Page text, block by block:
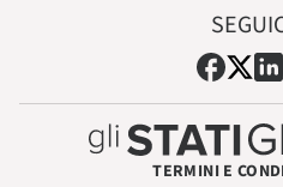
TERMINI E